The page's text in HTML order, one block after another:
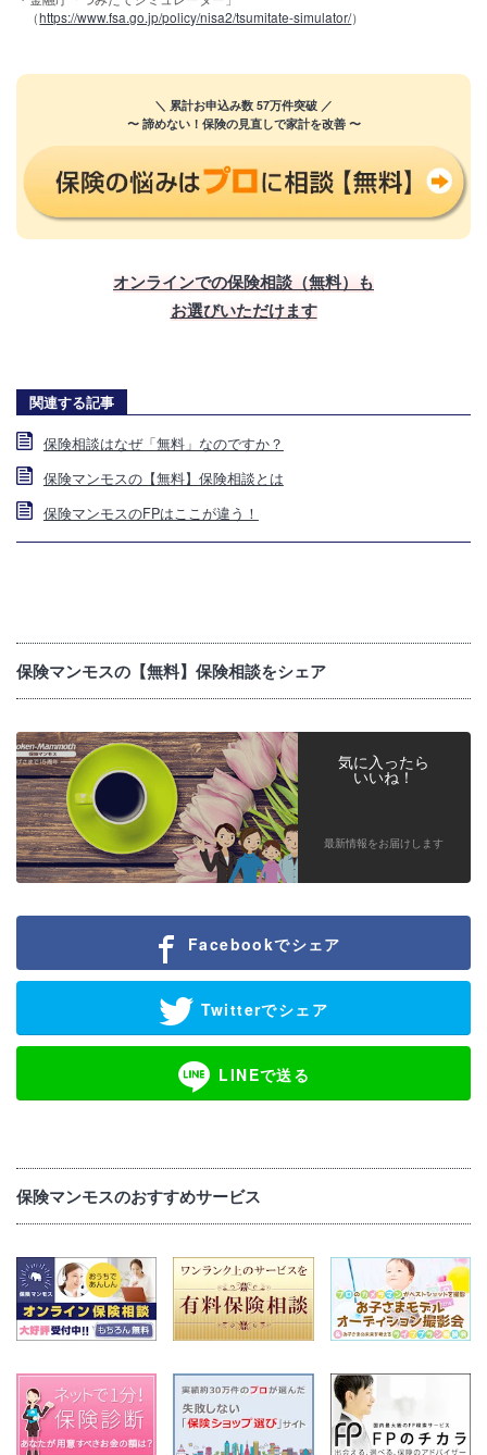
（https://www.fsa.go.jp/policy/nisa2/tsumitate-simulator/）
＼ 累計お申込み数 57万件突破 ／
〜 諦めない！保険の見直しで家計を改善 〜
オンラインでの保険相談（無料）も
お選びいただけます
関連する記事
保険相談はなぜ「無料」なのですか？
保険マンモスの【無料】保険相談とは
保険マンモスのFPはここが違う！
保険マンモスの【無料】保険相談をシェア
気に入ったら
いいね！
最新情報をお届けします
Facebookでシェア
Twitterでシェア
LINEで送る
保険マンモスのおすすめサービス